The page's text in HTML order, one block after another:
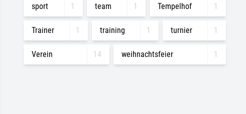
sport 1 team 1 Tempelhof 1
Trainer 1 training 1 turnier 1
Verein 14 weihnachtsfeier 1